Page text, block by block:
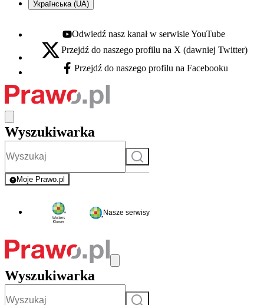
Українська (UA)
Youtube - otwiera się w nowej karcie
Odwiedź nasz kanał w serwisie YouTube
X - otwiera się w nowej karcie
Przejdź do naszego profilu na X (dawniej Twitter)
Facebook - otwiera się w nowej karcie
Przejdź do naszego profilu na Facebooku
Wyszukiwarka
Szukaj
Moje Prawo.pl
- rejestracja i logowanie do serwisu
Nasze serwisy
Wyszukiwarka
Szukaj